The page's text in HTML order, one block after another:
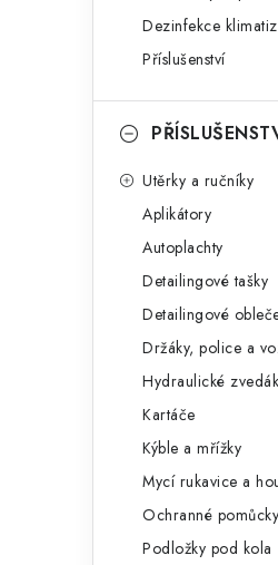
Dezinfekce
Příslušenství
Utěrky a ručníky
Aplikátory
Autoplachty
Detailingové tašky
Detailingové
Držáky, police a
Hydraulické
Kartáče
Kýble a mřížky
Mycí rukavice a
Ochranné pomůcky
Podložky pod kola